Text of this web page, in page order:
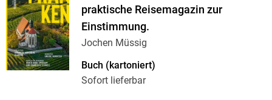
praktische Reisemagazin zur
Einstimmung.
Jochen Müssig
Buch (kartoniert)
Sofort lieferbar